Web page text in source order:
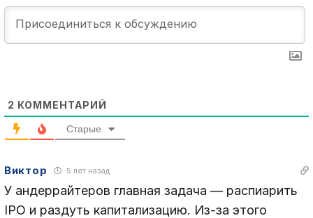
2 КОММЕНТАРИЙ
Старые
Виктор 5 лет назад
У андеррайтеров главная задача — распиарить
IPO и раздуть капитализацию. Из-за этого